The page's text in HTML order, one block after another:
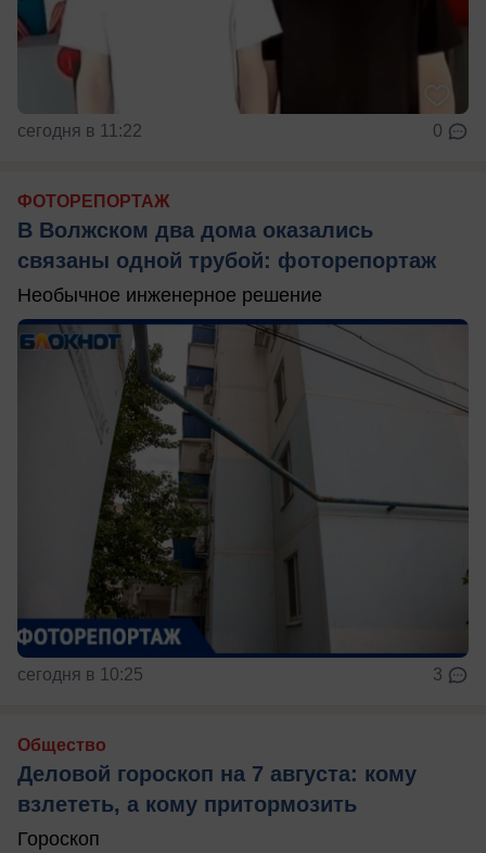
сегодня в 11:22 0
ФОТОРЕПОРТАЖ
В Волжском два дома оказались
связаны одной трубой: фоторепортаж
Необычное инженерное решение
сегодня в 10:25 3
Общество
Деловой гороскоп на 7 августа: кому
взлететь, а кому притормозить
Гороскоп